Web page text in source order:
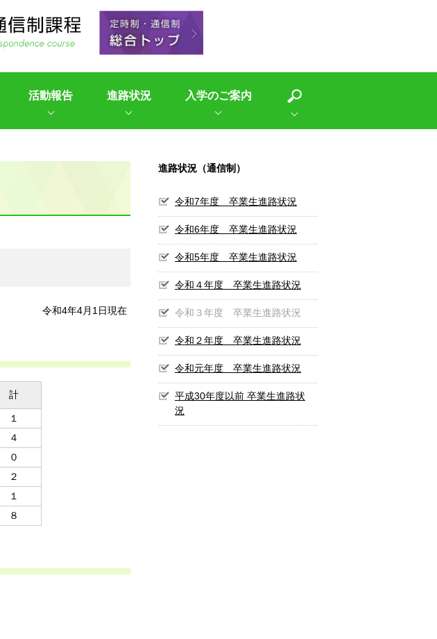
活動報告 進路状況 入学のご案内
令和4年4月1日現在
計
１
４
０
２
１
８
進路状況（通信制）
令和7年度 卒業生進路状況
令和6年度 卒業生進路状況
令和5年度 卒業生進路状況
令和４年度 卒業生進路状況
令和３年度 卒業生進路状況
令和２年度 卒業生進路状況
令和元年度 卒業生進路状況
平成30年度以前 卒業生進路状
況